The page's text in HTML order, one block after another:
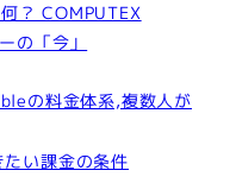
？ COMPUTEX
の「今」
の料金体系,複数人が
い課金の条件